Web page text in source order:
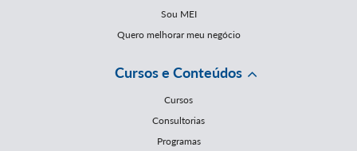
Sou MEI
Quero melhorar meu negócio
Cursos e Conteúdos
Cursos
Consultorias
Programas